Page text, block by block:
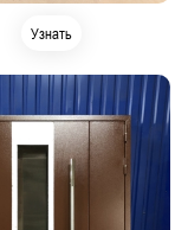
Узнать